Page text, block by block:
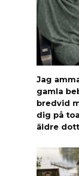
Jag
gamla
bredvid
dig på
äldre